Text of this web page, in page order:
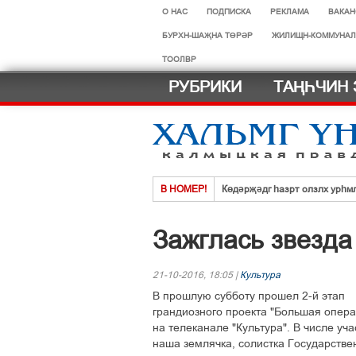
О НАС ПОДПИСКА РЕКЛАМА
БУРХН-ШАҖНА ТӨРӘР ЖИЛИЩН-
ТООЛВР
РУБРИКИ ТАҢҺЧИН
В НОМЕР! Көдәрҗәдг һазрт олзлх
Селәдт ирх сойлын земск
Нег һазра дәәчин һардврт
Зажглась
21-10-2016, 18:05 | Культура
В прошлую субботу прошел 2-й этап
грандиозного проекта "Большая
на телеканале "Культура". В числе
наша землячка, солистка